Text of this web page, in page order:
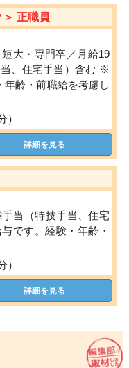
正職員
大・専門卒／月給19
、住宅手当）含む ※
年齢・前職給を考慮し
）
詳細を見る
当（特技手当、住宅
です。経験・年齢・
）
詳細を見る